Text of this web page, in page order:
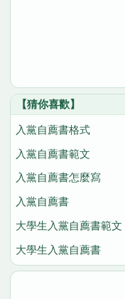
【猜你喜歡】
入黨自薦書格式
入黨自薦書範文
入黨自薦書怎麼寫
入黨自薦書
大學生入黨自薦書範文
大學生入黨自薦書